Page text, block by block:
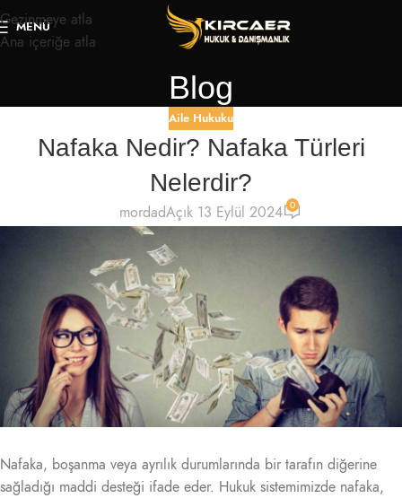
Gezinmeye atla
Ana içeriğe atla
MENÜ
Blog
Aile Hukuku
Nafaka Nedir? Nafaka Türleri
Nelerdir?
mordadAçık 13 Eylül 2024 0
Nafaka, boşanma veya ayrılık durumlarında bir tarafın diğerine
sağladığı maddi desteği ifade eder. Hukuk sistemimizde nafaka,